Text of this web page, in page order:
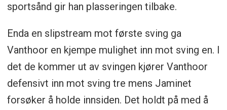
sportsånd gir han plasseringen tilbake.
Enda en slipstream mot første sving ga
Vanthoor en kjempe mulighet inn mot sving en. I
det de kommer ut av svingen kjører Vanthoor
defensivt inn mot sving tre mens Jaminet
forsøker å holde innsiden. Det holdt på med å